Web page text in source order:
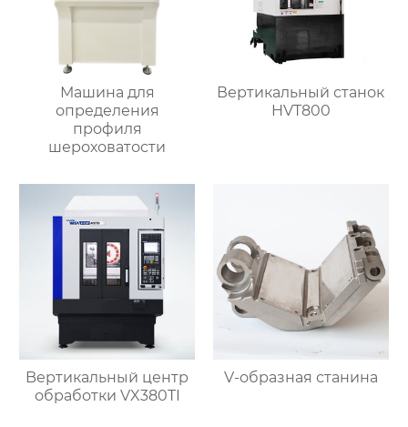
Машина для
определения
профиля
шероховатости
Вертикальный станок
HVT800
Bертикальный центр
обработки VX380TI
V-образная станина